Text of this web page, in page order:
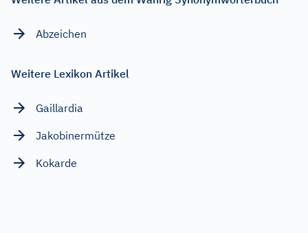
Abzeichen
Weitere Lexikon Artikel
Gaillardia
Jakobinermütze
Kokarde